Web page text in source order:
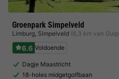
Groenpark Simpelveld
Limburg, Simpelveld (6,3 km van
6.6 Voldoende
Dagje Maastricht
18-holes midgetgolfbaan